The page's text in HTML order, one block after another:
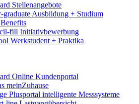
Stellenangebote
Ausbildung + Studium
Benefits
Initiativbewerbung
Werkstudent + Praktika
Online Kundenportal
meinZuhause
Plusportal intelligente Messsysteme